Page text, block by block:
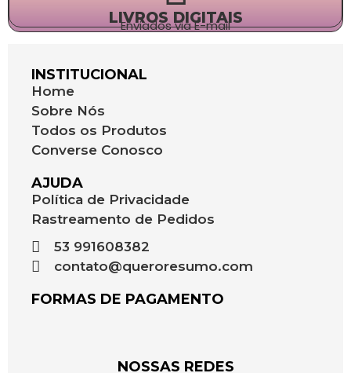
LIVROS DIGITAIS
Enviados via E-mail
INSTITUCIONAL
Home
Sobre Nós
Todos os Produtos
Converse Conosco
AJUDA
Política de Privacidade
Rastreamento de Pedidos
53 991608382
contato@queroresumo.com
FORMAS DE PAGAMENTO
NOSSAS REDES